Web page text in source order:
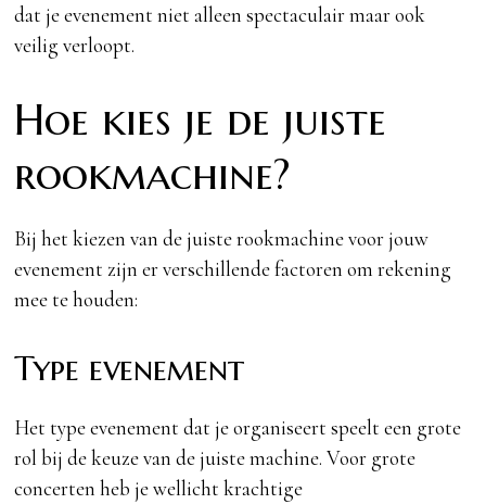
dat je evenement niet alleen spectaculair maar ook
veilig verloopt.
Hoe kies je de juiste
rookmachine?
Bij het kiezen van de juiste rookmachine voor jouw
evenement zijn er verschillende factoren om rekening
mee te houden:
Type evenement
Het type evenement dat je organiseert speelt een grote
rol bij de keuze van de juiste machine. Voor grote
concerten heb je wellicht krachtige